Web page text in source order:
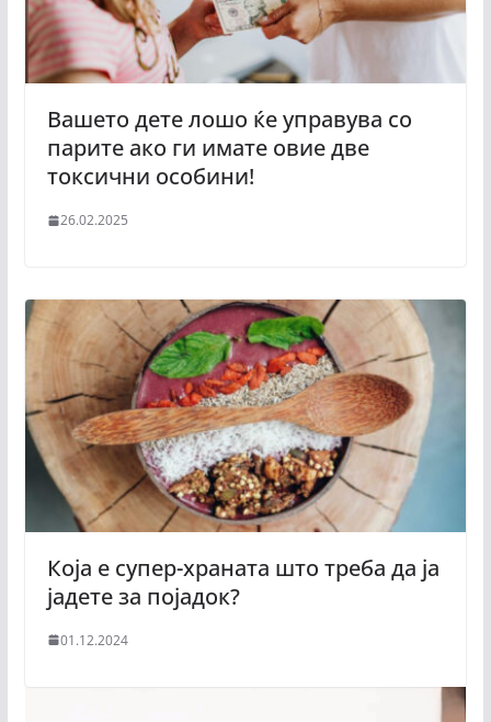
Вашето дете лошо ќе управува со
парите ако ги имате овие две
токсични особини!
26.02.2025
Која е супер-храната што треба да ја
јадете за појадок?
01.12.2024